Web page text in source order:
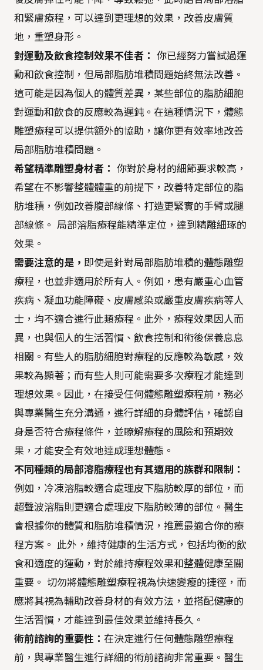
和緊膚療程，可以達到更理想的效果，改善皮膚質
地，重塑身形。
對運動及飲食控制效果不佳者： 你已經努力嘗試過運
動和飲食控制，但局部脂肪堆積問題始終無法改善。
這可能是因為個人的體質差異，某些部位的脂肪細胞
對運動和飲食的反應較為遲鈍。在這種情況下，體態
雕塑療程可以提供額外的協助，讓你更有效率地改善
局部脂肪堆積問題。
希望精準雕塑身材者： 你對於身材的細節要求較高，
希望在不影響整體體重的前提下，改善特定部位的脂
肪堆積，例如改善腹部線條、打造更緊實的手臂或腿
部線條。 局部溶脂療程能精準定位，達到精雕細琢的
效果。
需要注意的是， 即使是針對局部脂肪堆積的體態雕塑
療程，也並非適用於所有人。例如，患有嚴重心血管
疾病、凝血功能障礙、皮膚感染或嚴重皮膚疾病等人
士，均不適合進行此類療程。此外，療程效果因人而
異，也與個人的生活習慣、飲食控制和術後保養息息
相關。有些人的脂肪細胞對療程的反應較為敏感，效
果較為顯著；而有些人則可能需要多次療程才能達到
理想效果。因此，在接受任何體態雕塑療程前，務必
與專業醫生充分溝通，進行詳細的身體評估，確認自
身是否符合療程條件，並瞭解療程的風險和預期效
果，才能安全有效地達成理想體態。
不同種類的局部溶脂療程也有其適用的族群和限制：
例如，冷凍溶脂較適合處理皮下脂肪較厚的部位，而
超聲波溶脂則更適合處理皮下脂肪較薄的部位。醫生
會根據你的體質和脂肪堆積情況，推薦最適合你的療
程方案。 此外，維持健康的生活方式，包括均衡的飲
食和適度的運動，對於維持療程效果和整體健康至關
重要。 切勿將體態雕塑療程視為快速變瘦的捷徑，而
應將其視為輔助改善身材的有效方法，並搭配健康的
生活習慣，才能達到最佳效果並維持長久。
術前諮詢的重要性： 在決定進行任何體態雕塑療程
前，與專業醫生進行詳細的術前諮詢非常重要。醫生